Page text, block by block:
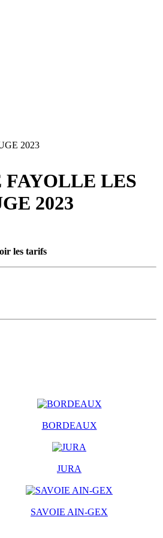
2023
LES
2023
les tarifs
BORDEAUX
JURA
SAVOIE AIN-GEX